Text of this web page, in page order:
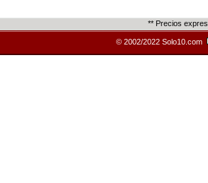
** Precios
© 2002/2022 Solo10.com